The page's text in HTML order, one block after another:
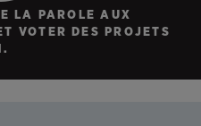
LA PAROLE AUX
VOTER DES PROJETS